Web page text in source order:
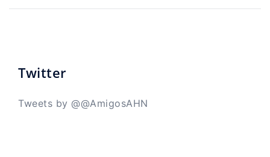
entradas
Twitter
Tweets by @@AmigosAHN